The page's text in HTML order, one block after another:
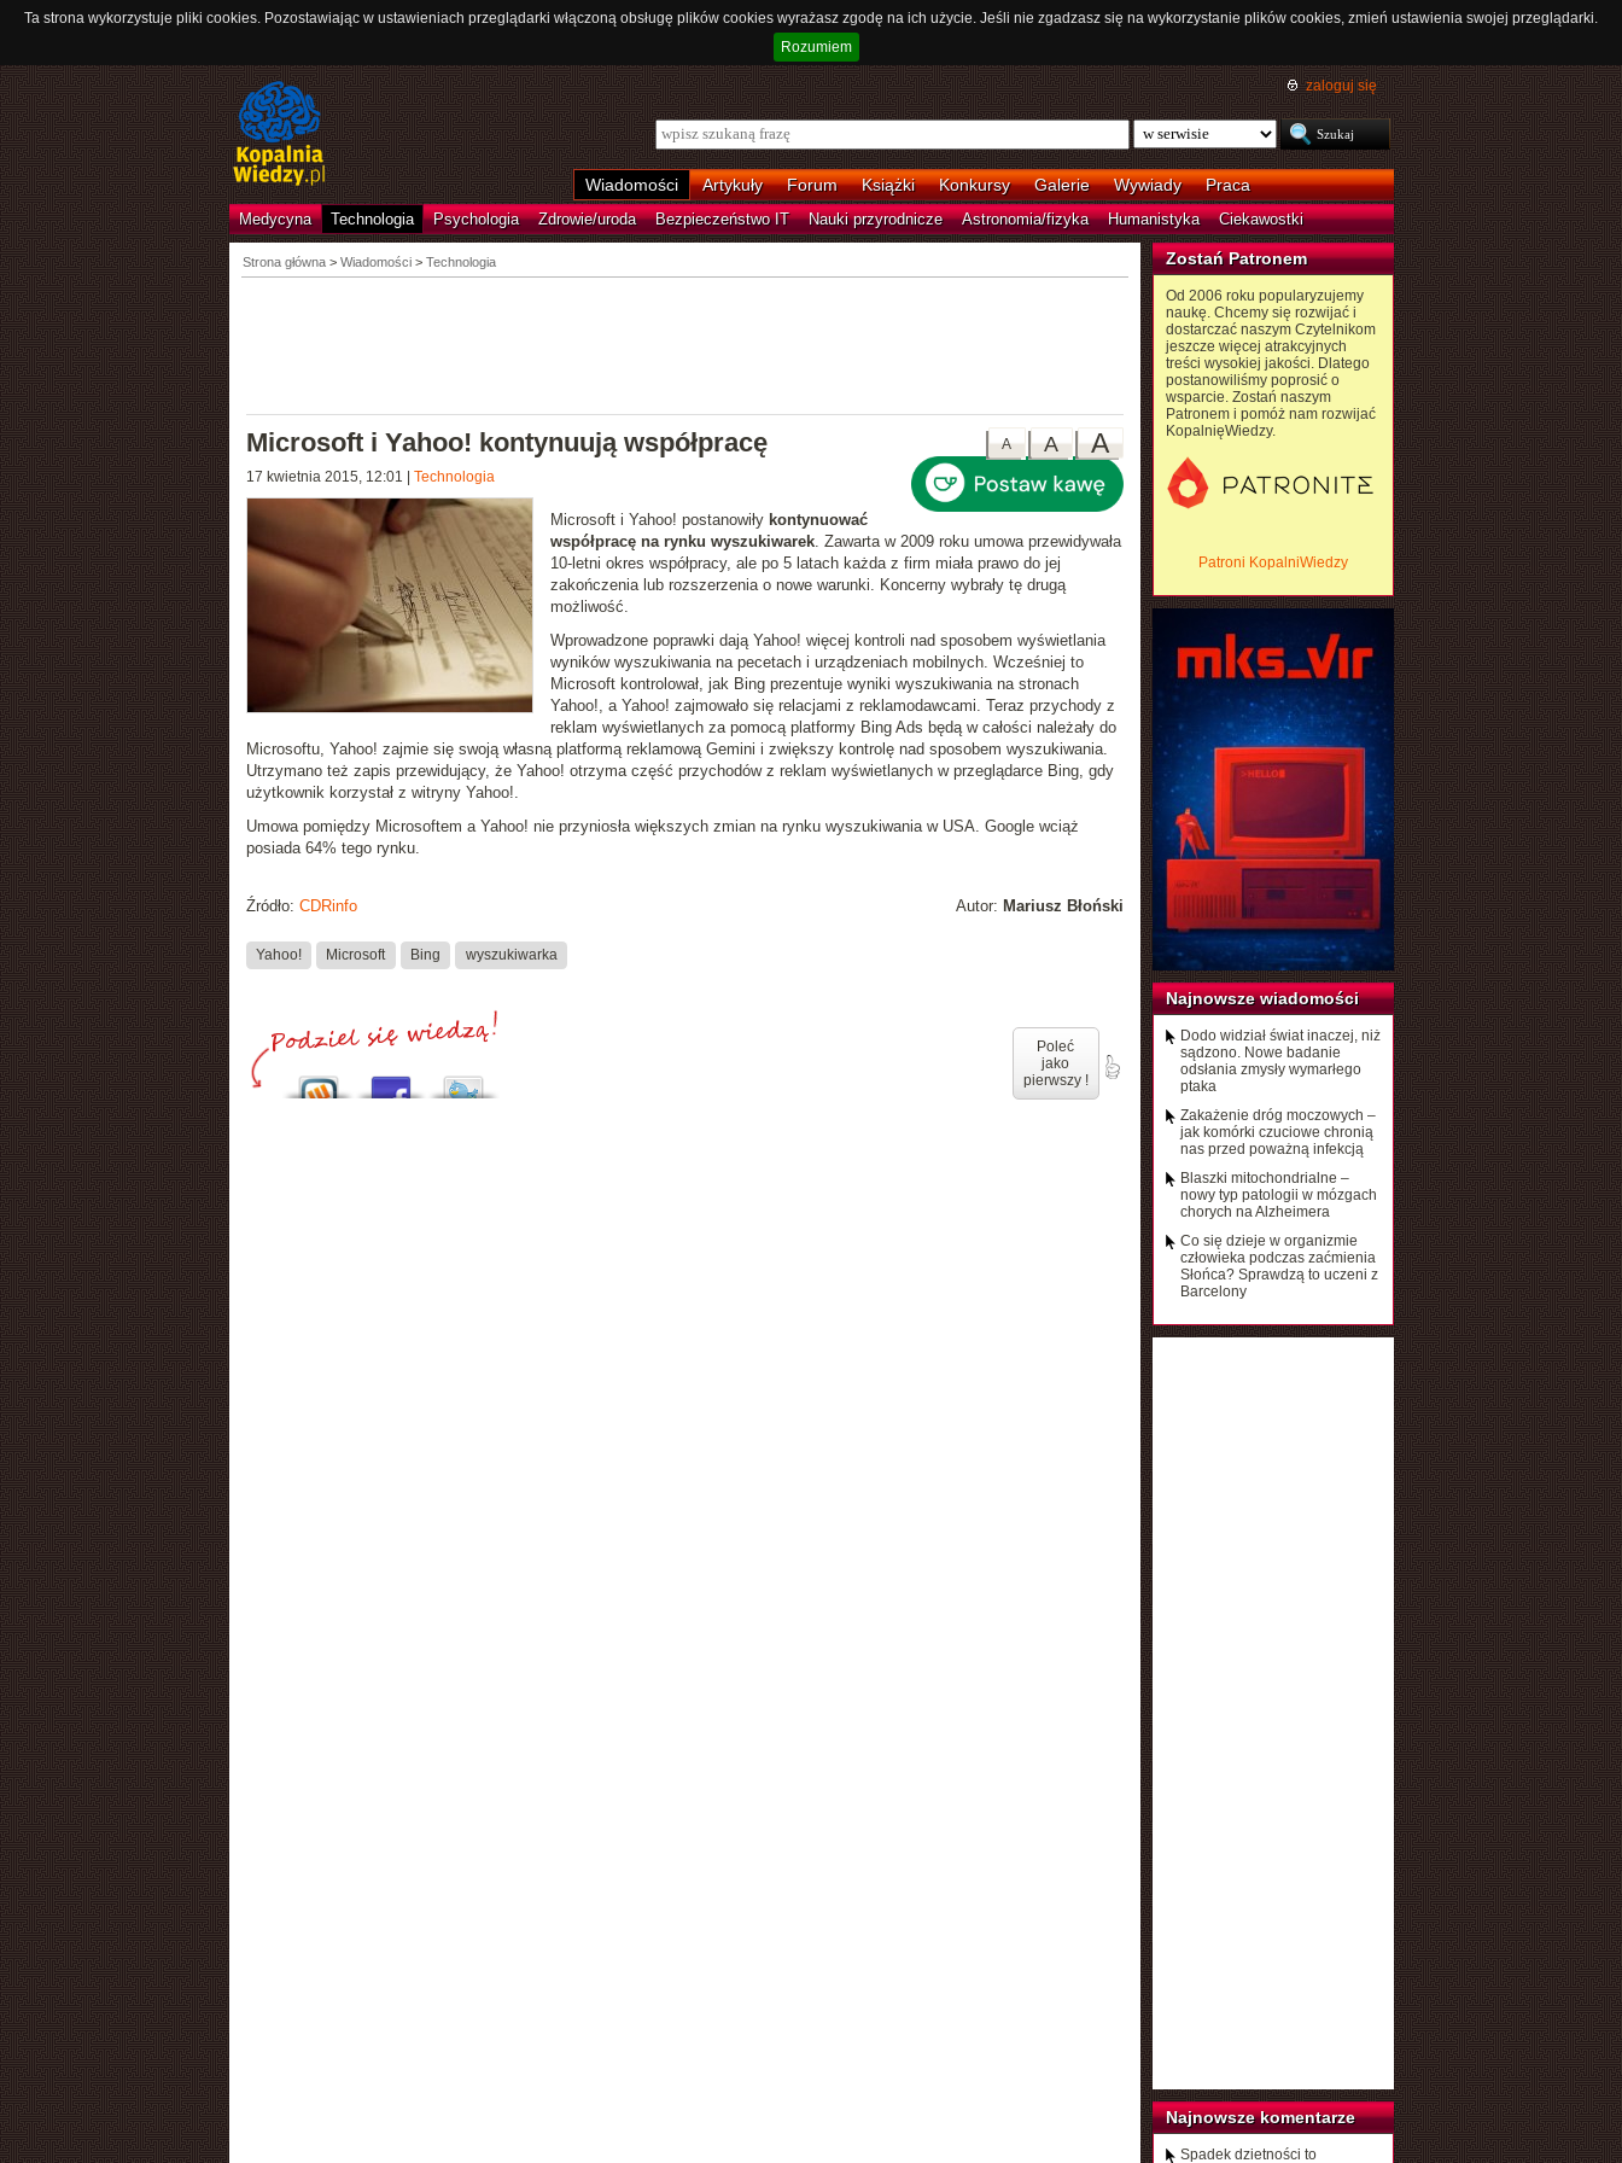
Ta strona wykorzystuje pliki cookies. Pozostawiając w ustawieniach przeglądarki włączoną obsługę plików cookies wyrażasz zgodę na ich użycie. Jeśli nie zgadzasz się na wykorzystanie plików cookies, zmień ustawienia swojej przeglądarki.
Rozumiem
zaloguj się
Wiadomości Artykuły Forum Książki Konkursy Galerie Wywiady Praca
Medycyna Technologia Psychologia Zdrowie/uroda Bezpieczeństwo IT Nauki przyrodnicze Astronomia/fizyka Humanistyka Ciekawostki
Strona główna> Wiadomości > Technologia
A
A
A
Microsoft i Yahoo! kontynuują współpracę
17 kwietnia 2015, 12:01 Technologia
Microsoft i Yahoo! postanowiły kontynuować
współpracę na rynku wyszukiwarek. Zawarta w 2009 roku umowa przewidywała
10-letni okres współpracy, ale po 5 latach każda z firm miała prawo do jej
zakończenia lub rozszerzenia o nowe warunki. Koncerny wybrały tę drugą
możliwość.
Wprowadzone poprawki dają Yahoo! więcej kontroli nad sposobem wyświetlania
wyników wyszukiwania na pecetach i urządzeniach mobilnych. Wcześniej to
Microsoft kontrolował, jak Bing prezentuje wyniki wyszukiwania na stronach
Yahoo!, a Yahoo! zajmowało się relacjami z reklamodawcami. Teraz przychody z
reklam wyświetlanych za pomocą platformy Bing Ads będą w całości należały do
Microsoftu, Yahoo! zajmie się swoją własną platformą reklamową Gemini i zwiększy kontrolę nad sposobem wyszukiwania.
Utrzymano też zapis przewidujący, że Yahoo! otrzyma część przychodów z reklam wyświetlanych w przeglądarce Bing, gdy
użytkownik korzystał z witryny Yahoo!.
Umowa pomiędzy Microsoftem a Yahoo! nie przyniosła większych zmian na rynku wyszukiwania w USA. Google wciąż
posiada 64% tego rynku.
Autor: Mariusz Błoński
Źródło: CDRinfo
Yahoo! Microsoft Bing wyszukiwarka
Poleć
jako
pierwszy !
Zostań Patronem
Od 2006 roku popularyzujemy
naukę. Chcemy się rozwijać i
dostarczać naszym Czytelnikom
jeszcze więcej atrakcyjnych
treści wysokiej jakości. Dlatego
postanowiliśmy poprosić o
wsparcie. Zostań naszym
Patronem i pomóż nam rozwijać
KopalnięWiedzy.
Patroni KopalniWiedzy
Najnowsze wiadomości
Dodo widział świat inaczej, niż
sądzono. Nowe badanie
odsłania zmysły wymarłego
ptaka
Zakażenie dróg moczowych –
jak komórki czuciowe chronią
nas przed poważną infekcją
Blaszki mitochondrialne –
nowy typ patologii w mózgach
chorych na Alzheimera
Co się dzieje w organizmie
człowieka podczas zaćmienia
Słońca? Sprawdzą to uczeni z
Barcelony
Najnowsze komentarze
Spadek dzietności to